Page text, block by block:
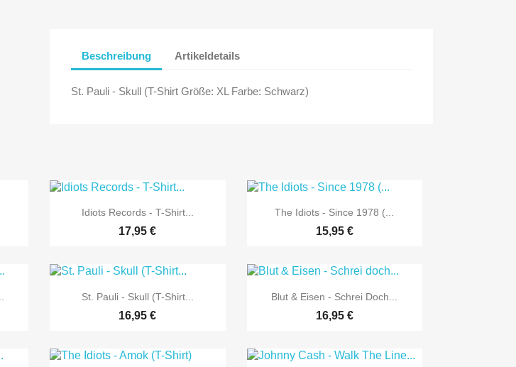
Beschreibung Artikeldetails
St. Pauli - Skull (T-Shirt Größe: XL Farbe: Schwarz)
 Vorschau
Idiots Records - T-Shirt...
17,95 €
 Vorschau
The Idiots - Since 1978 (...
15,95 €
 Vorschau
St. Pauli - Skull (T-Shirt...
16,95 €
 Vorschau
Blut & Eisen - Schrei Doch...
16,95 €